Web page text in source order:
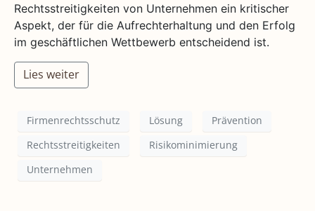
Rechtsstreitigkeiten von Unternehmen ein kritischer
Aspekt, der für die Aufrechterhaltung und den Erfolg
im geschäftlichen Wettbewerb entscheidend ist.
Lies weiter
Firmenrechtsschutz Lösung Prävention
Rechtsstreitigkeiten Risikominimierung
Unternehmen